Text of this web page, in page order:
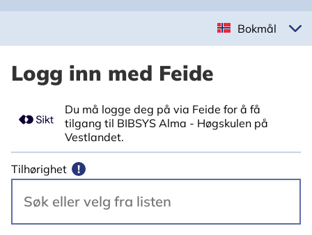
Bokmål
Logg inn med Feide
Du må logge deg på via Feide for å få
tilgang til BIBSYS Alma - Høgskulen på
Vestlandet.
Tilhørighet !